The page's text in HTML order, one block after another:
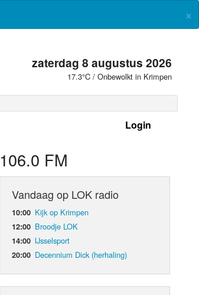
×
zaterdag 8 augustus 2026
17.3°C / Onbewolkt in Krimpen
Login
106.0 FM
Vandaag op LOK radio
10:00 Kijk op Krimpen
12:00 Broodje LOK
14:00 IJsselsport
20:00 Decennium Dick (herhaling)